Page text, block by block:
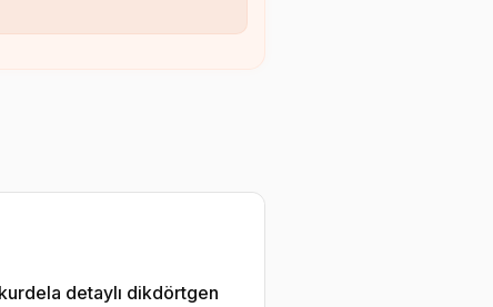
detaylı dikdörtgen